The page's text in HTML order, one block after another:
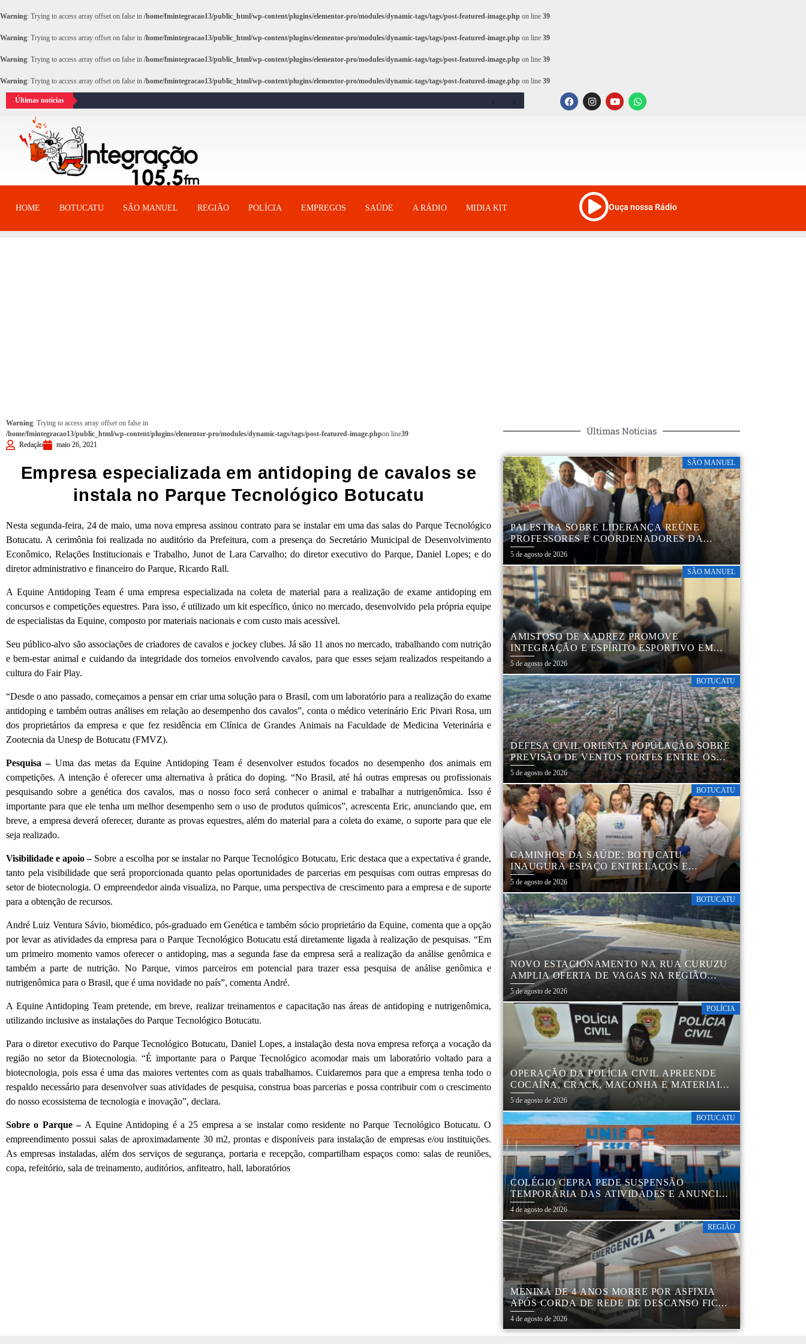
Warning: Trying to access array offset on false in /home/fmintegracao13/public_html/wp-content/plugins/elementor-pro/modules/dynamic-tags/tags/post-featured-image.php on line 39
Warning: Trying to access array offset on false in /home/fmintegracao13/public_html/wp-content/plugins/elementor-pro/modules/dynamic-tags/tags/post-featured-image.php on line 39
Warning: Trying to access array offset on false in /home/fmintegracao13/public_html/wp-content/plugins/elementor-pro/modules/dynamic-tags/tags/post-featured-image.php on line 39
Warning: Trying to access array offset on false in /home/fmintegracao13/public_html/wp-content/plugins/elementor-pro/modules/dynamic-tags/tags/post-featured-image.php on line 39
Últimas notícias
HOME BOTUCATU SÂO MANUEL REGIÃO POLÍCIA EMPREGOS SAÚDE A RÁDIO MIDIA KIT Ouça nossa Rádio
Warning: Trying to access array offset on false in
/home/fmintegracao13/public_html/wp-content/plugins/elementor-pro/modules/dynamic-tags/tags/post-featured-image.phpon line39
Redação
maio 26, 2021
Empresa especializada em antidoping de cavalos se
instala no Parque Tecnológico Botucatu
Nesta segunda-feira, 24 de maio, uma nova empresa assinou contrato para se instalar em uma das salas do Parque Tecnológico
Botucatu. A cerimônia foi realizada no auditório da Prefeitura, com a presença do Secretário Municipal de Desenvolvimento
Econômico, Relações Institucionais e Trabalho, Junot de Lara Carvalho; do diretor executivo do Parque, Daniel Lopes; e do
diretor administrativo e financeiro do Parque, Ricardo Rall.
A Equine Antidoping Team é uma empresa especializada na coleta de material para a realização de exame antidoping em
concursos e competições equestres. Para isso, é utilizado um kit específico, único no mercado, desenvolvido pela própria equipe
de especialistas da Equine, composto por materiais nacionais e com custo mais acessível.
Seu público-alvo são associações de criadores de cavalos e jockey clubes. Já são 11 anos no mercado, trabalhando com nutrição
e bem-estar animal e cuidando da integridade dos torneios envolvendo cavalos, para que esses sejam realizados respeitando a
cultura do Fair Play.
“Desde o ano passado, começamos a pensar em criar uma solução para o Brasil, com um laboratório para a realização do exame
antidoping e também outras análises em relação ao desempenho dos cavalos”, conta o médico veterinário Eric Pivari Rosa, um
dos proprietários da empresa e que fez residência em Clínica de Grandes Animais na Faculdade de Medicina Veterinária e
Zootecnia da Unesp de Botucatu (FMVZ).
Pesquisa –Uma das metas da Equine Antidoping Team é desenvolver estudos focados no desempenho dos animais em
competições. A intenção é oferecer uma alternativa à prática do doping. “No Brasil, até há outras empresas ou profissionais
pesquisando sobre a genética dos cavalos, mas o nosso foco será conhecer o animal e trabalhar a nutrigenômica. Isso é
importante para que ele tenha um melhor desempenho sem o uso de produtos químicos”, acrescenta Eric, anunciando que, em
breve, a empresa deverá oferecer, durante as provas equestres, além do material para a coleta do exame, o suporte para que ele
seja realizado.
Visibilidade e apoio – Sobre a escolha por se instalar no Parque Tecnológico Botucatu, Eric destaca que a expectativa é grande,
tanto pela visibilidade que será proporcionada quanto pelas oportunidades de parcerias em pesquisas com outras empresas do
setor de biotecnologia. O empreendedor ainda visualiza, no Parque, uma perspectiva de crescimento para a empresa e de suporte
para a obtenção de recursos.
André Luiz Ventura Sávio, biomédico, pós-graduado em Genética e também sócio proprietário da Equine, comenta que a opção
por levar as atividades da empresa para o Parque Tecnológico Botucatu está diretamente ligada à realização de pesquisas. “Em
um primeiro momento vamos oferecer o antidoping, mas a segunda fase da empresa será a realização da análise genômica e
também a parte de nutrição. No Parque, vimos parceiros em potencial para trazer essa pesquisa de análise genômica e
nutrigenômica para o Brasil, que é uma novidade no país”, comenta André.
A Equine Antidoping Team pretende, em breve, realizar treinamentos e capacitação nas áreas de antidoping e nutrigenômica,
utilizando inclusive as instalações do Parque Tecnológico Botucatu.
Para o diretor executivo do Parque Tecnológico Botucatu, Daniel Lopes, a instalação desta nova empresa reforça a vocação da
região no setor da Biotecnologia. “É importante para o Parque Tecnológico acomodar mais um laboratório voltado para a
biotecnologia, pois essa é uma das maiores vertentes com as quais trabalhamos. Cuidaremos para que a empresa tenha todo o
respaldo necessário para desenvolver suas atividades de pesquisa, construa boas parcerias e possa contribuir com o crescimento
do nosso ecossistema de tecnologia e inovação”, declara.
Sobre o Parque –A Equine Antidoping é a 25 empresa a se instalar como residente no Parque Tecnológico Botucatu. O
empreendimento possui salas de aproximadamente 30 m2, prontas e disponíveis para instalação de empresas e/ou instituições.
As empresas instaladas, além dos serviços de segurança, portaria e recepção, compartilham espaços como: salas de reuniões,
copa, refeitório, sala de treinamento, auditórios, anfiteatro, hall, laboratórios
Últimas Notícias
SÃO MANUEL
PALESTRA SOBRE LIDERANÇA REÚNE
PROFESSORES E COORDENADORES DA
REDE MUNICIPAL
5 de agosto de 2026
SÃO MANUEL
AMISTOSO DE XADREZ PROMOVE
INTEGRAÇÃO E ESPÍRITO ESPORTIVO EM
SÃO MANUEL
5 de agosto de 2026
BOTUCATU
DEFESA CIVIL ORIENTA POPULAÇÃO SOBRE
PREVISÃO DE VENTOS FORTES ENTRE OS
DIAS 6 E 9 DE AGOSTO
5 de agosto de 2026
BOTUCATU
CAMINHOS DA SAÚDE: BOTUCATU
INAUGURA ESPAÇO ENTRELAÇOS E
FORTALECE O CUIDADO ESPECIALIZADO
COM CRIANÇAS E FAMÍLIAS
5 de agosto de 2026
BOTUCATU
NOVO ESTACIONAMENTO NA RUA CURUZU
AMPLIA OFERTA DE VAGAS NA REGIÃO
CENTRAL
5 de agosto de 2026
POLÍCIA
OPERAÇÃO DA POLÍCIA CIVIL APREENDE
COCAÍNA, CRACK, MACONHA E MATERIAIS
PARA EMBALAR DROGAS EM BOTUCATU
5 de agosto de 2026
BOTUCATU
COLÉGIO CEPRA PEDE SUSPENSÃO
TEMPORÁRIA DAS ATIVIDADES E ANUNCIA
REESTRUTURAÇÃO EM BOTUCATU
4 de agosto de 2026
REGIÃO
MENINA DE 4 ANOS MORRE POR ASFIXIA
APÓS CORDA DE REDE DE DESCANSO FICAR
PRESA AO PESCOÇO EM MARÍLIA
4 de agosto de 2026